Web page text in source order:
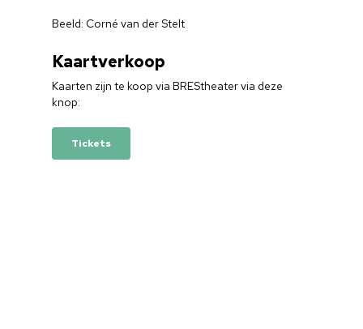
Beeld: Corné van der Stelt
Kaartverkoop
Kaarten zijn te koop via BREStheater via deze
knop:
Tickets